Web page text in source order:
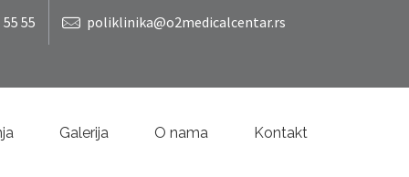
55 poliklinika@o2medicalcentar.rs
Galerija O nama Kontakt